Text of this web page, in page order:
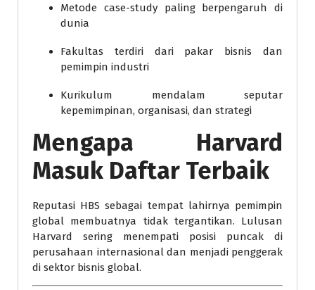
Metode case-study paling berpengaruh di
dunia
Fakultas terdiri dari pakar bisnis dan
pemimpin industri
Kurikulum mendalam seputar
kepemimpinan, organisasi, dan strategi
Mengapa Harvard
Masuk Daftar Terbaik
Reputasi HBS sebagai tempat lahirnya pemimpin
global membuatnya tidak tergantikan. Lulusan
Harvard sering menempati posisi puncak di
perusahaan internasional dan menjadi penggerak
di sektor bisnis global.